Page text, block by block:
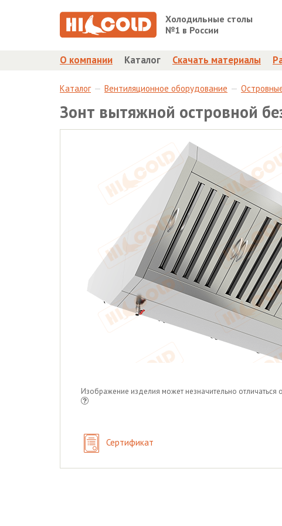
Холодильные столы
№1 в России
О компании Каталог Скачать материалы
Каталог Вентиляционное оборудование
Зонт вытяжной островной
Изображение изделия может незначительно отличаться
Сертификат